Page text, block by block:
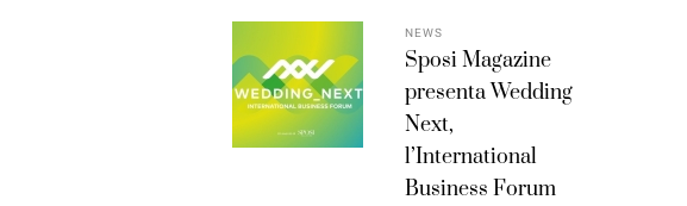
NEWS
Sposi Magazine
presenta Wedding
Next,
l’International
Business Forum